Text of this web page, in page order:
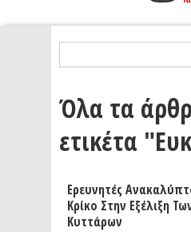
Όλα τα
ετικέτα
Ερευνητές
Κρίκο Στην Εξέλιξη
Κυττάρων